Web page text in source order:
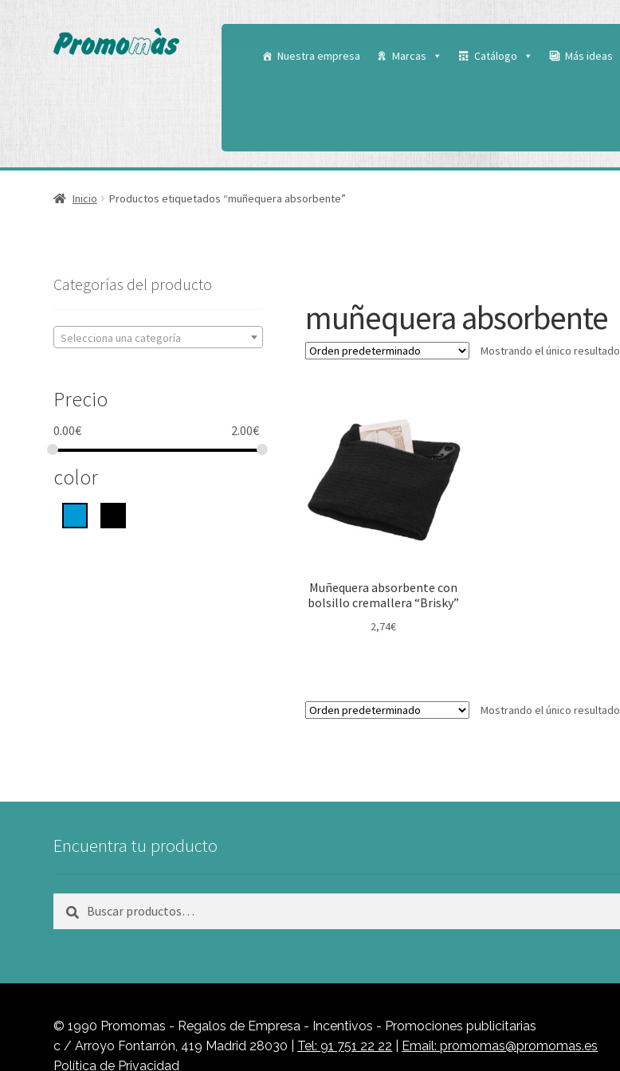
Nuestra empresa Marcas Catálogo Más ideas
Inicio Productos etiquetados “muñequera absorbente”
muñequera absorbente
Mostrando el único resultado
Muñequera absorbente con
bolsillo cremallera “Brisky”
2,74€
Mostrando el único resultado
Categorías del producto
Selecciona una categoría
Precio
0.00€ 2.00€
color
Encuentra tu producto
Buscar
Buscar
© 1990 Promomas - Regalos de Empresa - Incentivos - Promociones publicitarias
c / Arroyo Fontarrón, 419 Madrid 28030 | Tel: 91 751 22 22
Email: promomas@promomas.es
Política de Privacidad